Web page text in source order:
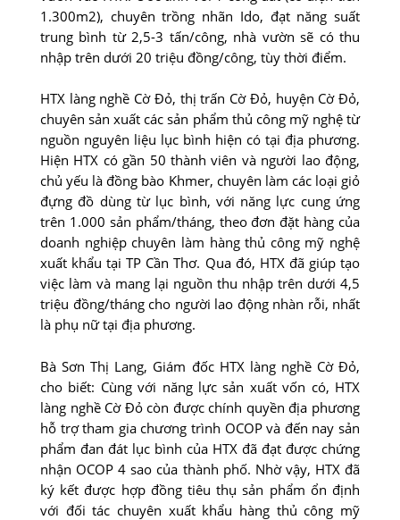
1.300m2), chuyên trồng nhãn Ido, đạt năng suất
trung bình từ 2,5-3 tấn/công, nhà vườn sẽ có thu
nhập trên dưới 20 triệu đồng/công, tùy thời điểm.
HTX làng nghề Cờ Ðỏ, thị trấn Cờ Ðỏ, huyện Cờ Ðỏ,
chuyên sản xuất các sản phẩm thủ công mỹ nghệ từ
nguồn nguyên liệu lục bình hiện có tại địa phương.
Hiện HTX có gần 50 thành viên và người lao động,
chủ yếu là đồng bào Khmer, chuyên làm các loại giỏ
đựng đồ dùng từ lục bình, với năng lực cung ứng
trên 1.000 sản phẩm/tháng, theo đơn đặt hàng của
doanh nghiệp chuyên làm hàng thủ công mỹ nghệ
xuất khẩu tại TP Cần Thơ. Qua đó, HTX đã giúp tạo
việc làm và mang lại nguồn thu nhập trên dưới 4,5
triệu đồng/tháng cho người lao động nhàn rỗi, nhất
là phụ nữ tại địa phương.
Bà Sơn Thị Lang, Giám đốc HTX làng nghề Cờ Ðỏ,
cho biết: Cùng với năng lực sản xuất vốn có, HTX
làng nghề Cờ Ðỏ còn được chính quyền địa phương
hỗ trợ tham gia chương trình OCOP và đến nay sản
phẩm đan đát lục bình của HTX đã đạt được chứng
nhận OCOP 4 sao của thành phố. Nhờ vậy, HTX đã
ký kết được hợp đồng tiêu thụ sản phẩm ổn định
với đối tác chuyên xuất khẩu hàng thủ công mỹ